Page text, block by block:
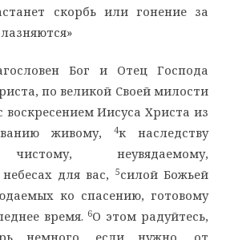
скорбь или гонение за
Бог и Отец Господа
по великой Своей милости
Иисуса Христа из
живому,4к наследству
неувядаемому,
для вас, 5силой Божьей
ко спасению, готовому
время. 6О этом радуйтесь,